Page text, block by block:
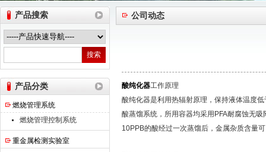
热之点实验室设备（上海）有限公司
产品搜索
产品分类
燃烧管理系统
燃烧管理控制系统
重金属检测实验室
公司动态
酸纯化器工作原理
酸纯化器是利用热辐射原理，保持液体温度
酸蒸馏系统，所用容器均采用PFA耐腐蚀无
10PPB的酸经过一次蒸馏后，金属杂质含量